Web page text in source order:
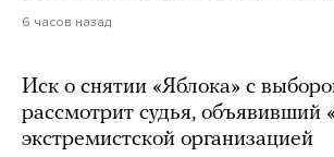
6 часов назад
Иск о снятии «Яблока» с
рассмотрит судья,
экстремистской организацией